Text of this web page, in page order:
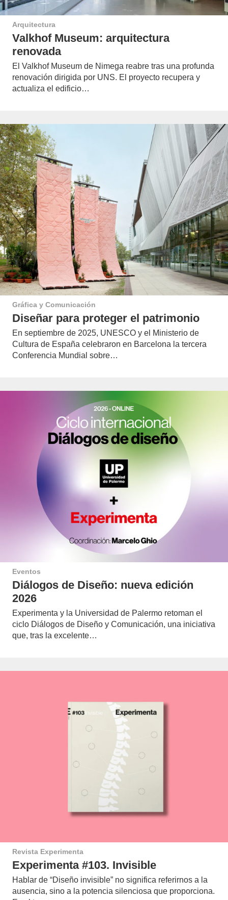
Arquitectura
Valkhof Museum: arquitectura
renovada
El Valkhof Museum de Nimega reabre tras una profunda
renovación dirigida por UNS. El proyecto recupera y
actualiza el edificio…
Gráfica y Comunicación
Diseñar para proteger el patrimonio
En septiembre de 2025, UNESCO y el Ministerio de
Cultura de España celebraron en Barcelona la tercera
Conferencia Mundial sobre…
Eventos
Diálogos de Diseño: nueva edición
2026
Experimenta y la Universidad de Palermo retoman el
ciclo Diálogos de Diseño y Comunicación, una iniciativa
que, tras la excelente…
Revista Experimenta
Experimenta #103. Invisible
Hablar de “Diseño invisible” no significa referirnos a la
ausencia, sino a la potencia silenciosa que proporciona.